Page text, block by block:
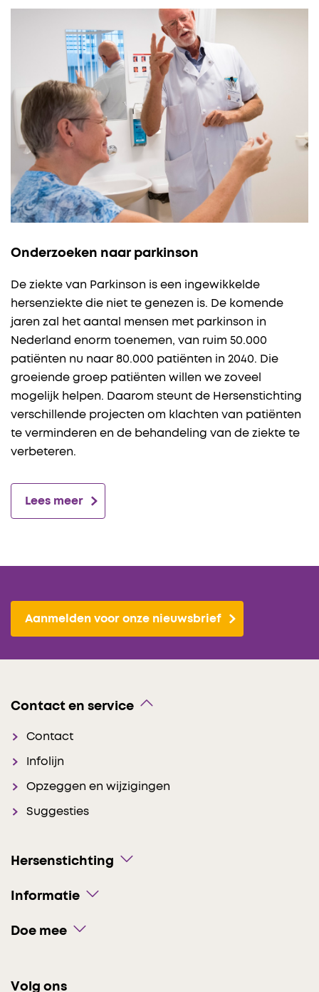
Onderzoeken naar parkinson
De ziekte van Parkinson is een ingewikkelde
hersenziekte die niet te genezen is. De komende
jaren zal het aantal mensen met parkinson in
Nederland enorm toenemen, van ruim 50.000
patiënten nu naar 80.000 patiënten in 2040. Die
groeiende groep patiënten willen we zoveel
mogelijk helpen. Daarom steunt de Hersenstichting
verschillende projecten om klachten van patiënten
te verminderen en de behandeling van de ziekte te
verbeteren.
Lees meer
Aanmelden voor onze nieuwsbrief
Contact en service
Contact
Infolijn
Opzeggen en wijzigingen
Suggesties
Hersenstichting
Informatie
Doe mee
Volg ons